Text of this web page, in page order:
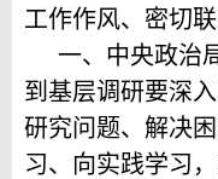
工作作风、密切
一、中央政治
到基层调研要深
研究问题、解决
习、向实践学习